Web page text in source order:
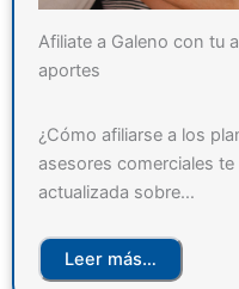
Afiliate a Galeno con tu
aportes
¿Cómo afiliarse a los
asesores comerciales
actualizada sobre…
Leer más…